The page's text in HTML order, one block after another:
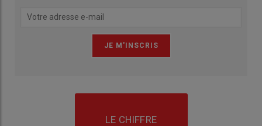
LE CHIFFRE